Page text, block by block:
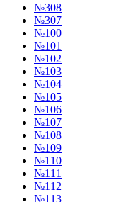
№308
№307
№100
№101
№102
№103
№104
№105
№106
№107
№108
№109
№110
№111
№112
№113